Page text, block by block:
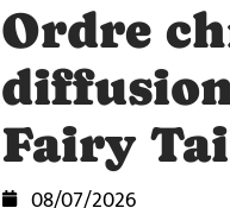
Ordre
Fairy
08/07/2026